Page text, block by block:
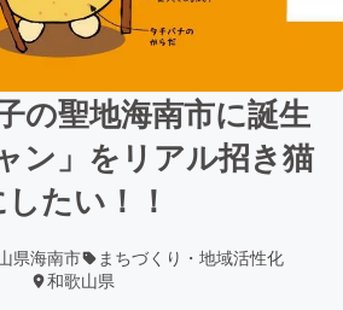
の聖地海南市に誕生
ン」をリアル招き猫
たい！！
県海南市
まちづくり・地域活性化
和歌山県